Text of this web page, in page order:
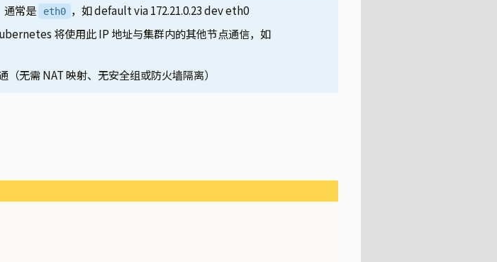
通常是 eth0 ，如 default via 172.21.0.23 dev eth0
将使用此 IP 地址与集群内的其他节点通信，如
无需 NAT 映射、无安全组或防火墙隔离）